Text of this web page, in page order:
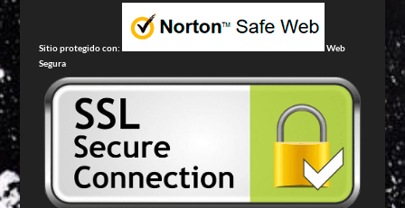
Sitio protegido con:
Web
Segura